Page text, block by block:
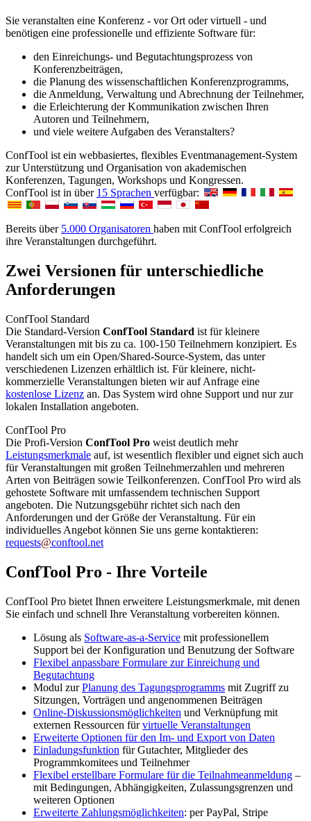
Sie veranstalten eine Konferenz - vor Ort oder virtuell - und
benötigen eine professionelle und effiziente Software für:
den Einreichungs- und Begutachtungsprozess von
Konferenzbeiträgen,
die Planung des wissenschaftlichen Konferenzprogramms,
die Anmeldung, Verwaltung und Abrechnung der Teilnehmer,
die Erleichterung der Kommunikation zwischen Ihren
Autoren und Teilnehmern,
und viele weitere Aufgaben des Veranstalters?
ConfTool ist ein webbasiertes, flexibles Eventmanagement-System
zur Unterstützung und Organisation von akademischen
Konferenzen, Tagungen, Workshops und Kongressen.
ConfTool ist in über 15 Sprachen verfügbar:
Bereits über 5.000 Organisatoren haben mit ConfTool erfolgreich
ihre Veranstaltungen durchgeführt.
Zwei Versionen für unterschiedliche
Anforderungen
ConfTool Standard
Die Standard-Version ConfTool Standard ist für kleinere
Veranstaltungen mit bis zu ca. 100-150 Teilnehmern konzipiert. Es
handelt sich um ein Open/Shared-Source-System, das unter
verschiedenen Lizenzen erhältlich ist. Für kleinere, nicht-
kommerzielle Veranstaltungen bieten wir auf Anfrage eine
kostenlose Lizenz an. Das System wird ohne Support und nur zur
lokalen Installation angeboten.
ConfTool Pro
Die Profi-Version ConfTool Pro weist deutlich mehr
Leistungsmerkmale auf, ist wesentlich flexibler und eignet sich auch
für Veranstaltungen mit großen Teilnehmerzahlen und mehreren
Arten von Beiträgen sowie Teilkonferenzen. ConfTool Pro wird als
gehostete Software mit umfassendem technischen Support
angeboten. Die Nutzungsgebühr richtet sich nach den
Anforderungen und der Größe der Veranstaltung. Für ein
individuelles Angebot können Sie uns gerne kontaktieren:
requests@conftool.net
ConfTool Pro - Ihre Vorteile
ConfTool Pro bietet Ihnen erweitere Leistungsmerkmale, mit denen
Sie einfach und schnell Ihre Veranstaltung vorbereiten können.
Lösung als Software-as-a-Service mit professionellem
Support bei der Konfiguration und Benutzung der Software
Flexibel anpassbare Formulare zur Einreichung und
Begutachtung
Modul zurPlanung des Tagungsprogramms mit Zugriff zu
Sitzungen, Vorträgen und angenommenen Beiträgen
Online-Diskussionsmöglichkeiten und Verknüpfung mit
externen Ressourcen fürvirtuelle Veranstaltungen
Erweiterte Optionen für den Im- und Export von Daten
Einladungsfunktion für Gutachter, Mitglieder des
Programmkomitees und Teilnehmer
Flexibel erstellbare Formulare für die Teilnahmeanmeldung –
mit Bedingungen, Abhängigkeiten, Zulassungsgrenzen und
weiteren Optionen
Erweiterte Zahlungsmöglichkeiten: per PayPal, Stripe